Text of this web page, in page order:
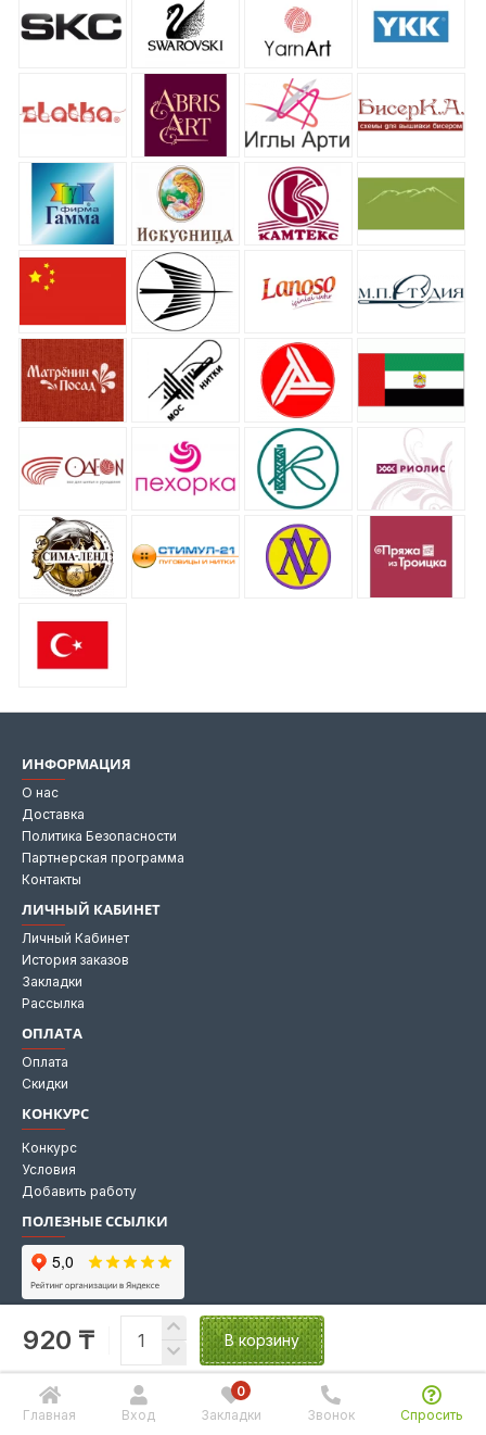
920 ₸ В корзину
Главная Вход Закладки
0
Звонок
Спросить
ИНФОРМАЦИЯ
О нас
Доставка
Политика Безопасности
Партнерская программа
Контакты
ЛИЧНЫЙ КАБИНЕТ
Личный Кабинет
История заказов
Закладки
Рассылка
ОПЛАТА
Оплата
Скидки
КОНКУРС
Конкурс
Условия
Добавить работу
ПОЛЕЗНЫЕ ССЫЛКИ
Мы на Яндекс картах
Мы в 2GIS